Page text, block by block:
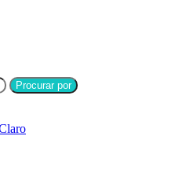
Procurar por